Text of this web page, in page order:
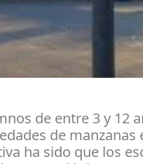
de entre 3 y 12
de manzanas
ha sido que los